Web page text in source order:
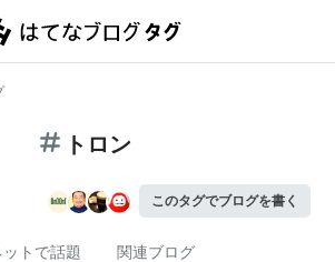
トロン
このタグでブログを書く
ットで話題 関連ブログ